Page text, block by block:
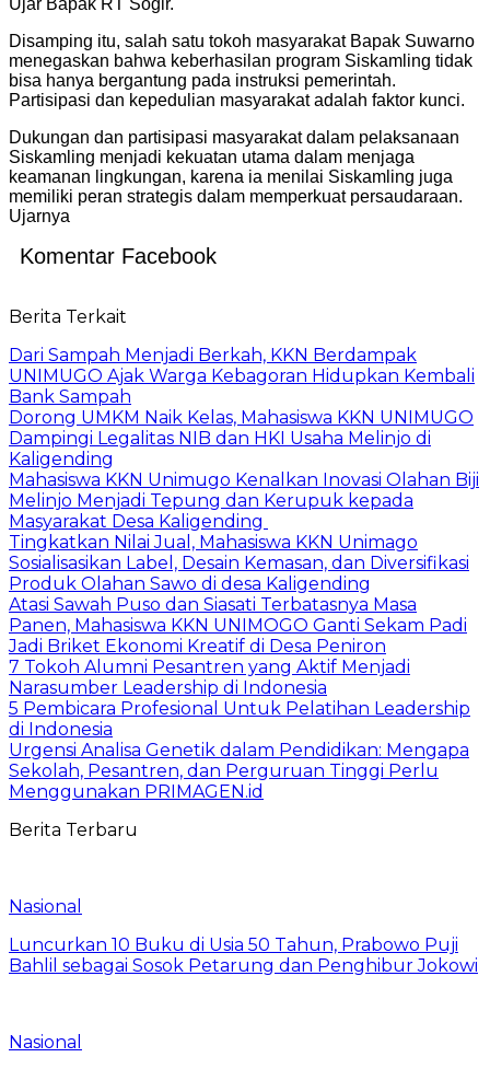
Ujar Bapak RT Sogir.
Disamping itu, salah satu tokoh masyarakat Bapak Suwarno
menegaskan bahwa keberhasilan program Siskamling tidak
bisa hanya bergantung pada instruksi pemerintah.
Partisipasi dan kepedulian masyarakat adalah faktor kunci.
Dukungan dan partisipasi masyarakat dalam pelaksanaan
Siskamling menjadi kekuatan utama dalam menjaga
keamanan lingkungan, karena ia menilai Siskamling juga
memiliki peran strategis dalam memperkuat persaudaraan.
Ujarnya
Komentar Facebook
Berita Terkait
Dari Sampah Menjadi Berkah, KKN Berdampak
UNIMUGO Ajak Warga Kebagoran Hidupkan Kembali
Bank Sampah
Dorong UMKM Naik Kelas, Mahasiswa KKN UNIMUGO
Dampingi Legalitas NIB dan HKI Usaha Melinjo di
Kaligending
Mahasiswa KKN Unimugo Kenalkan Inovasi Olahan Biji
Melinjo Menjadi Tepung dan Kerupuk kepada
Masyarakat Desa Kaligending
Tingkatkan Nilai Jual, Mahasiswa KKN Unimago
Sosialisasikan Label, Desain Kemasan, dan Diversifikasi
Produk Olahan Sawo di desa Kaligending
Atasi Sawah Puso dan Siasati Terbatasnya Masa
Panen, Mahasiswa KKN UNIMOGO Ganti Sekam Padi
Jadi Briket Ekonomi Kreatif di Desa Peniron
7 Tokoh Alumni Pesantren yang Aktif Menjadi
Narasumber Leadership di Indonesia
5 Pembicara Profesional Untuk Pelatihan Leadership
di Indonesia
Urgensi Analisa Genetik dalam Pendidikan: Mengapa
Sekolah, Pesantren, dan Perguruan Tinggi Perlu
Menggunakan PRIMAGEN.id
Berita Terbaru
Nasional
Luncurkan 10 Buku di Usia 50 Tahun, Prabowo Puji
Bahlil sebagai Sosok Petarung dan Penghibur Jokowi
Nasional